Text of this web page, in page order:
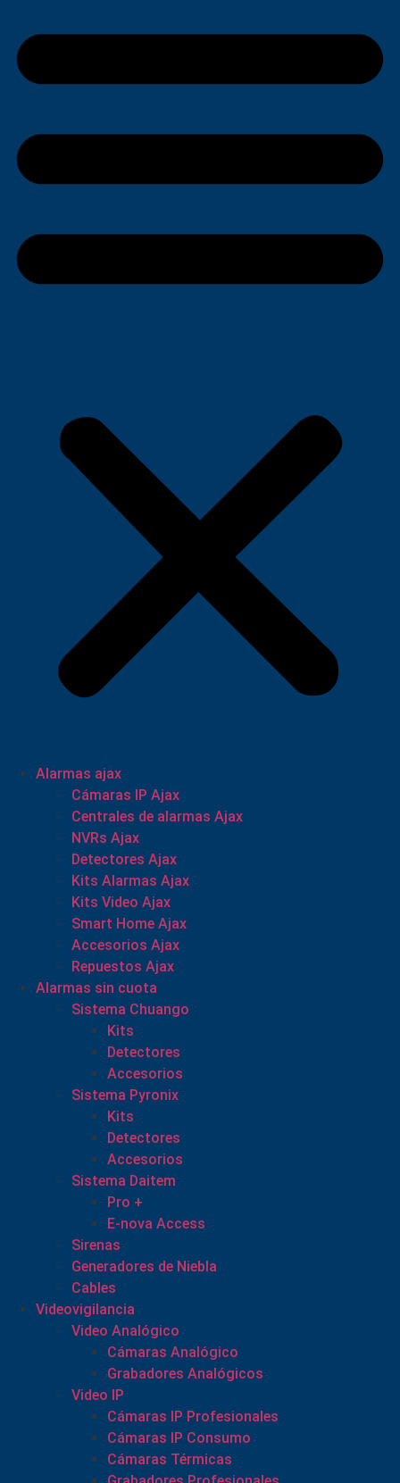
Alarmas ajax
Cámaras IP Ajax
Centrales de alarmas Ajax
NVRs Ajax
Detectores Ajax
Kits Alarmas Ajax
Kits Video Ajax
Smart Home Ajax
Accesorios Ajax
Repuestos Ajax
Alarmas sin cuota
Sistema Chuango
Kits
Detectores
Accesorios
Sistema Pyronix
Kits
Detectores
Accesorios
Sistema Daitem
Pro +
E-nova Access
Sirenas
Generadores de Niebla
Cables
Videovigilancia
Video Analógico
Cámaras Analógico
Grabadores Analógicos
Video IP
Cámaras IP Profesionales
Cámaras IP Consumo
Cámaras Térmicas